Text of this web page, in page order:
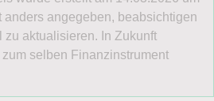
anders angegeben, beabsichtigen
zu aktualisieren. In Zukunft
selben Finanzinstrument